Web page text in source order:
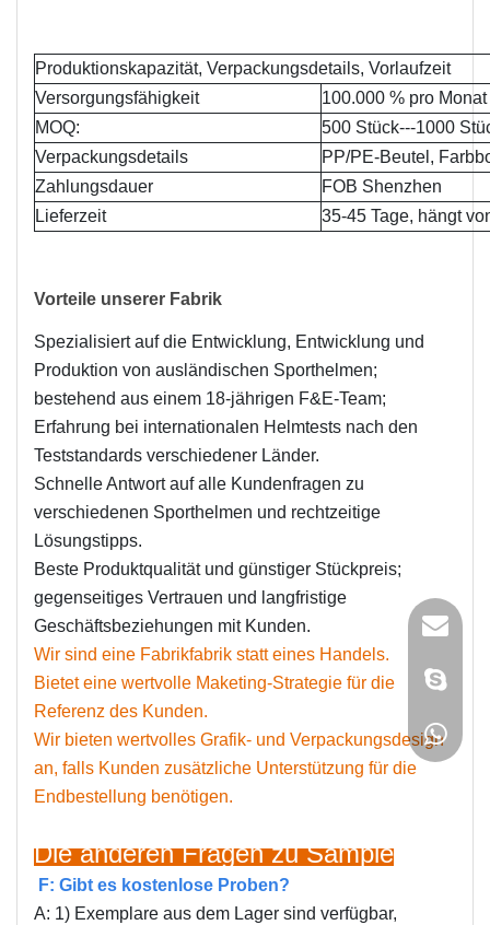
Produktionskapazität, Verpackungsdetails, Vorlaufzeit
Versorgungsfähigkeit
100.000 % pro Monat
MOQ:
500 Stück---1000
Verpackungsdetails
PP/PE-Beutel,
Zahlungsdauer
FOB Shenzhen
Lieferzeit
35-45 Tage, hängt
Vorteile unserer Fabrik
Spezialisiert auf die Entwicklung, Entwicklung und
Produktion von ausländischen Sporthelmen;
bestehend aus einem 18-jährigen F&E-Team;
Erfahrung bei internationalen Helmtests nach den
Teststandards verschiedener Länder.
Schnelle Antwort auf alle Kundenfragen zu
verschiedenen Sporthelmen und rechtzeitige
Lösungstipps.
Beste Produktqualität und günstiger Stückpreis;
gegenseitiges Vertrauen und langfristige
Geschäftsbeziehungen mit Kunden.
Wir sind eine Fabrikfabrik statt eines Handels.
Bietet eine wertvolle Maketing-Strategie für die
Referenz des Kunden.
Wir bieten wertvolles Grafik- und Verpackungsdesign
an, falls Kunden zusätzliche Unterstützung für die
Endbestellung benötigen.
Die anderen Fragen zu Sample
F: Gibt es kostenlose Proben?
A: 1) Exemplare aus dem Lager sind verfügbar,